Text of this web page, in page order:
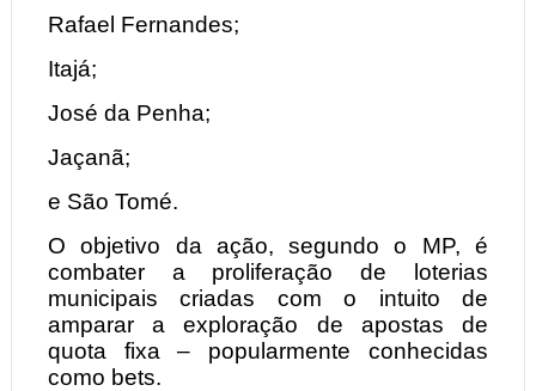
Rafael Fernandes;
Itajá;
José da Penha;
Jaçanã;
e São Tomé.
O objetivo da ação, segundo o MP, é
combater a proliferação de loterias
municipais criadas com o intuito de
amparar a exploração de apostas de
quota fixa – popularmente conhecidas
como bets.